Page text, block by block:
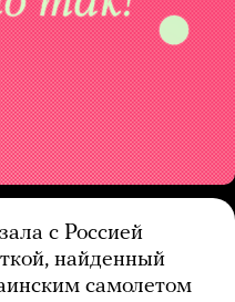
с Россией
найденный
самолетом